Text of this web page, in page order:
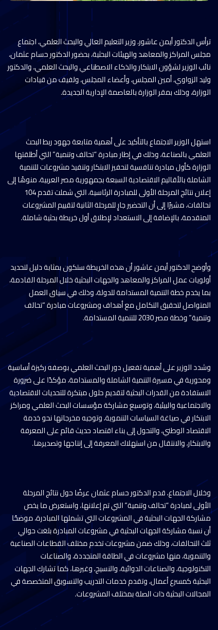
ترأس الدكتور أيمن عاشور، وزير التعليم العالي والبحث العلمي، اجتماع
مجلس المراكز والمعاهد والهيئات البحثية، بحضور الدكتور حسام عثمان،
نائب الوزير لشؤون الابتكار والذكاء الاصطناعي والبحث العلمي، والدكتور
وليد الزواوي، أمين المجلس، وأعضاء المجلس، ولفيف من قيادات
الوزارة، وذلك بمقر الوزارة بالعاصمة الإدارية الجديدة.
استهل الوزير الاجتماع بالتأكيد على أهمية متابعة جهود ربط البحث
العلمي بالصناعة، وذلك في إطار مبادرة “تحالف وتنمية” التي أطلقتها
الوزارة كأول مبادرة تنافسية لتحفيز الابتكار وتنفيذ مشروعات للتنمية
الشاملة بالأقاليم الاقتصادية السبعة بجمهورية مصر العربية، منوهًا إلى
إعلان نتائج المرحلة الأولى للمبادرة الرئاسية، التي شملت تقدم 104
تحالفات، مشيرًا إلى أن التحضير جارٍ للمرحلة الثانية لتقييم المشروعات
المتقدمة، بالإضافة إلى الاستعداد لإطلاق أول خريطة بحثية شاملة.
وأوضح الدكتور أيمن عاشور أن هذه الخريطة ستكون بمثابة دليل لتحديد
أولويات عمل المراكز والمعاهد والجهات البحثية خلال المرحلة القادمة،
بما يخدم خطة التنمية المستدامة للدولة، وذلك في سياق العمل
المتواصل لتحقيق التكامل مع أهداف ومشروعات مبادرة “تحالف
وتنمية” وخطة مصر 2030 للتنمية المستدامة.
وشدد الوزير على أهمية تفعيل دور البحث العلمي بوصفه ركيزة أساسية
ومحورية في مسيرة التنمية الشاملة والمستدامة، مؤكدًا على ضرورة
الاستفادة من القدرات البحثية لتقديم حلول مبتكرة للتحديات الاقتصادية
والاجتماعية والبيئية، وتوسيع مشاركة مؤسسات البحث العلمي ومراكز
الابتكار في صياغة السياسات التنموية، وتوجيه مخرجاتها نحو خدمة
الاقتصاد الوطني، والتحول إلى بناء اقتصاد حديث قائم على المعرفة
والابتكار، والانتقال من استهلاك المعرفة إلى إنتاجها وتصديرها.
وخلال الاجتماع، قدم الدكتور حسام عثمان عرضًا حول نتائج المرحلة
الأولى لمبادرة “تحالف وتنمية” التي تم إعلانها، واستعرض ما يخص
مشاركة الجهات البحثية في المشروعات التي تشملها المبادرة، موضحًا
أن نسبة مشاركة الجهات البحثية في مشروعات المبادرة بلغت حوالي
ثلث التحالفات، وذلك ضمن مشروعات تخدم مختلف القطاعات الصناعية
والتنموية، منها مشروعات في الطاقة المتجددة، والصناعات
التكنولوجية، والصناعات الدوائية، والنسيج، وغيرها، كما تشارك الجهات
البحثية كمسرع أعمال، وتقدم خدمات التدريب والتسويق المتخصصة في
المجالات البحثية ذات الصلة بمختلف المشروعات.